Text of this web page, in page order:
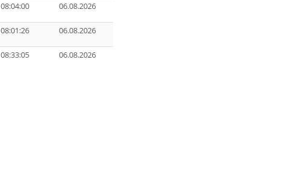
08:04:00 06.08.2026
08:01:26 06.08.2026
08:33:05 06.08.2026